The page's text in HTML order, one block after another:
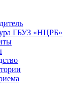
ГБУЗ «НЦРБ»